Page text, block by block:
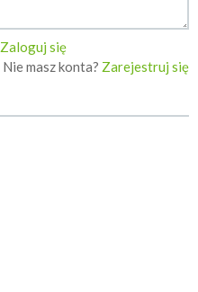
Zaloguj się
Nie masz konta? Zarejestruj się